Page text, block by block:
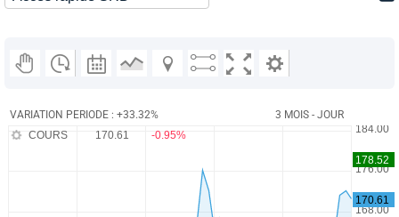
VARIATION PERIODE : +33.32% 3 MOIS - JOUR
COURS 170.61 -0.95%